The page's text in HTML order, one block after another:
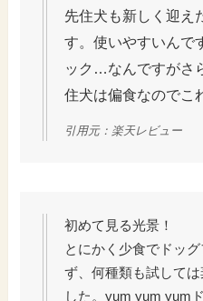
先住犬も新しく迎え
す。使いやすいんで
ック…なんですがさ
住犬は偏食なのでこ
引用元：楽天レビュー
初めて見る光景！
とにかく少食でドッ
ず、何種類も試して
した。yum yum yum